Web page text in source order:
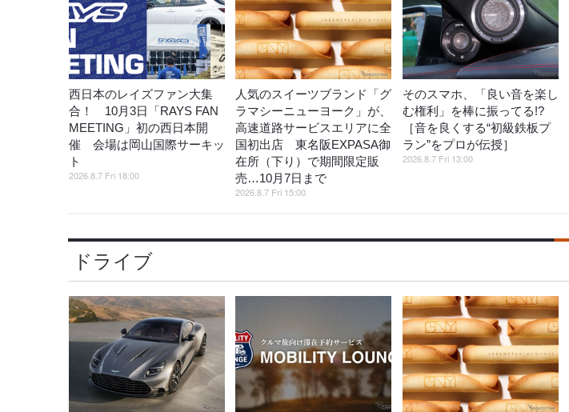
西日本のレイズファン大集
合！ 10月3日「RAYS FAN
MEETING」初の西日本開
催 会場は岡山国際サーキッ
ト
2026.8.7 Fri 18:00
人気のスイーツブランド「グ
ラマシーニューヨーク」が、
高速道路サービスエリアに全
国初出店 東名阪EXPASA御
在所（下り）で期間限定販
売…10月7日まで
2026.8.7 Fri 15:00
そのスマホ、「良い音を楽し
む権利」を棒に振ってる!?
［音を良くする“初級鉄板プ
ラン”をプロが伝授］
2026.8.7 Fri 13:00
ドライブ